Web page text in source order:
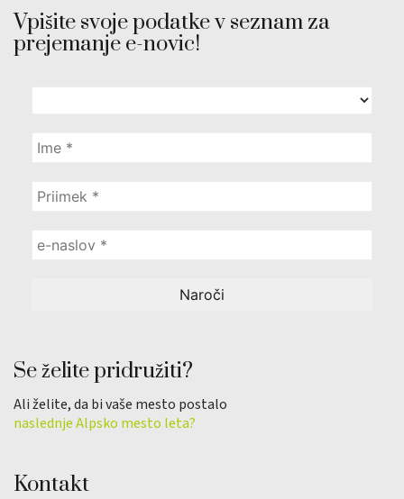
Vpišite svoje podatke v seznam za
prejemanje e-novic!
Se želite pridružiti?
Ali želite, da bi vaše mesto postalo
naslednje Alpsko mesto leta?
Kontakt